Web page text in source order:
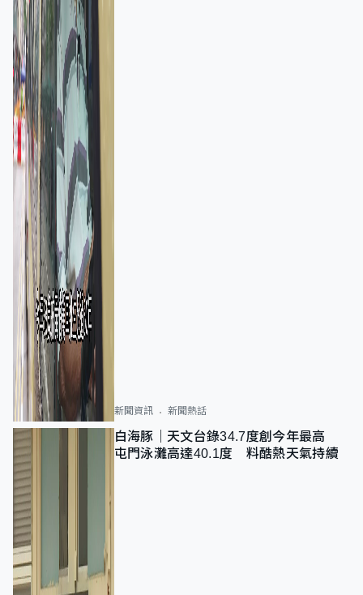
新聞資訊 新聞熱話
白海豚｜天文台錄34.7度創今年最高
屯門泳灘高達40.1度 料酷熱天氣持續